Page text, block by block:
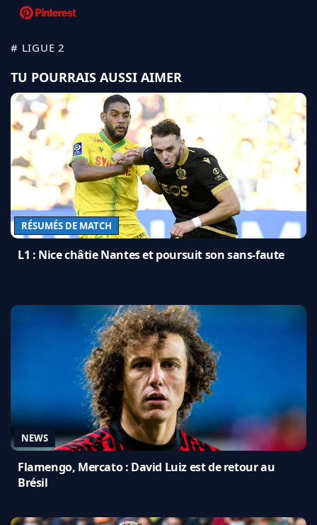
# LIGUE 2
TU POURRAIS AUSSI AIMER
RÉSUMÉS DE MATCH
L1 : Nice châtie Nantes et poursuit son sans-faute
NEWS
Flamengo, Mercato : David Luiz est de retour au
Brésil